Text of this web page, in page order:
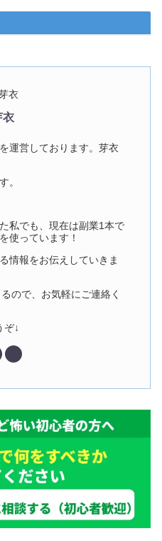
衣
運営しております。芽衣
。
私でも、現在は副業1本で
使っています！
情報をお伝えしていきま
ので、お気軽にご連絡く
ぞ↓